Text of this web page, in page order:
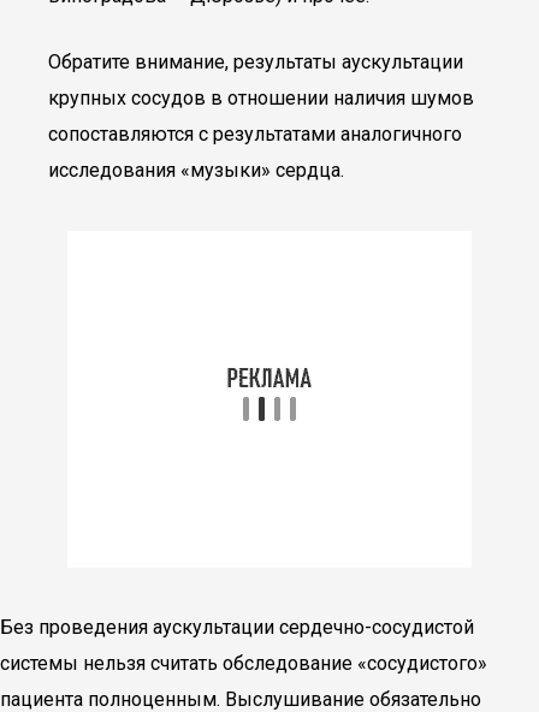
Обратите внимание, результаты аускультации
крупных сосудов в отношении наличия шумов
сопоставляются с результатами аналогичного
исследования «музыки» сердца.
Без проведения аускультации сердечно-сосудистой
системы нельзя считать обследование «сосудистого»
пациента полноценным. Выслушивание обязательно